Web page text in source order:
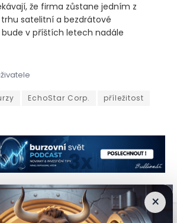
že firma zůstane jedním z
satelitní a bezdrátové
v příštích letech nadále
Corp, která působí v oblasti
EchoStar Corp.
příležitost
×